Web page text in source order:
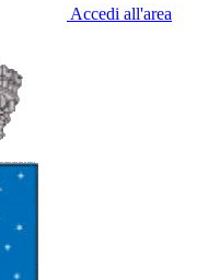
Accedi all'area